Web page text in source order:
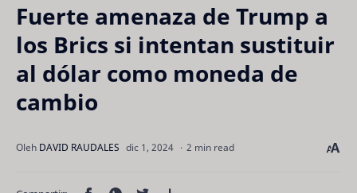
Fuerte amenaza de Trump a
los Brics si intentan sustituir
al dólar como moneda de
cambio
2 min read